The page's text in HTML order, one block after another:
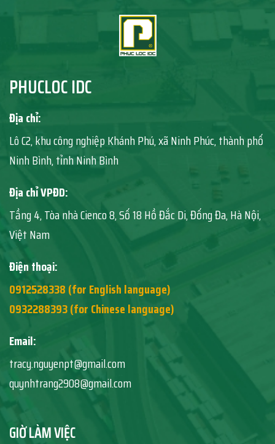
PHUCLOC IDC
Địa chỉ:
Lô C2, khu công nghiệp Khánh Phú, xã Ninh Phúc, thành phố
Ninh Bình, tỉnh Ninh Bình
Địa chỉ VPĐD:
Tầng 4, Tòa nhà Cienco 8, Số 18 Hồ Đắc Di, Đống Đa, Hà Nội,
Việt Nam
Điện thoại:
0912528338 (for English language)
0932288393 (for Chinese language)
Email:
tracy.nguyenpt@gmail.com
quynhtrang2908@gmail.com
GIỜ LÀM VIỆC